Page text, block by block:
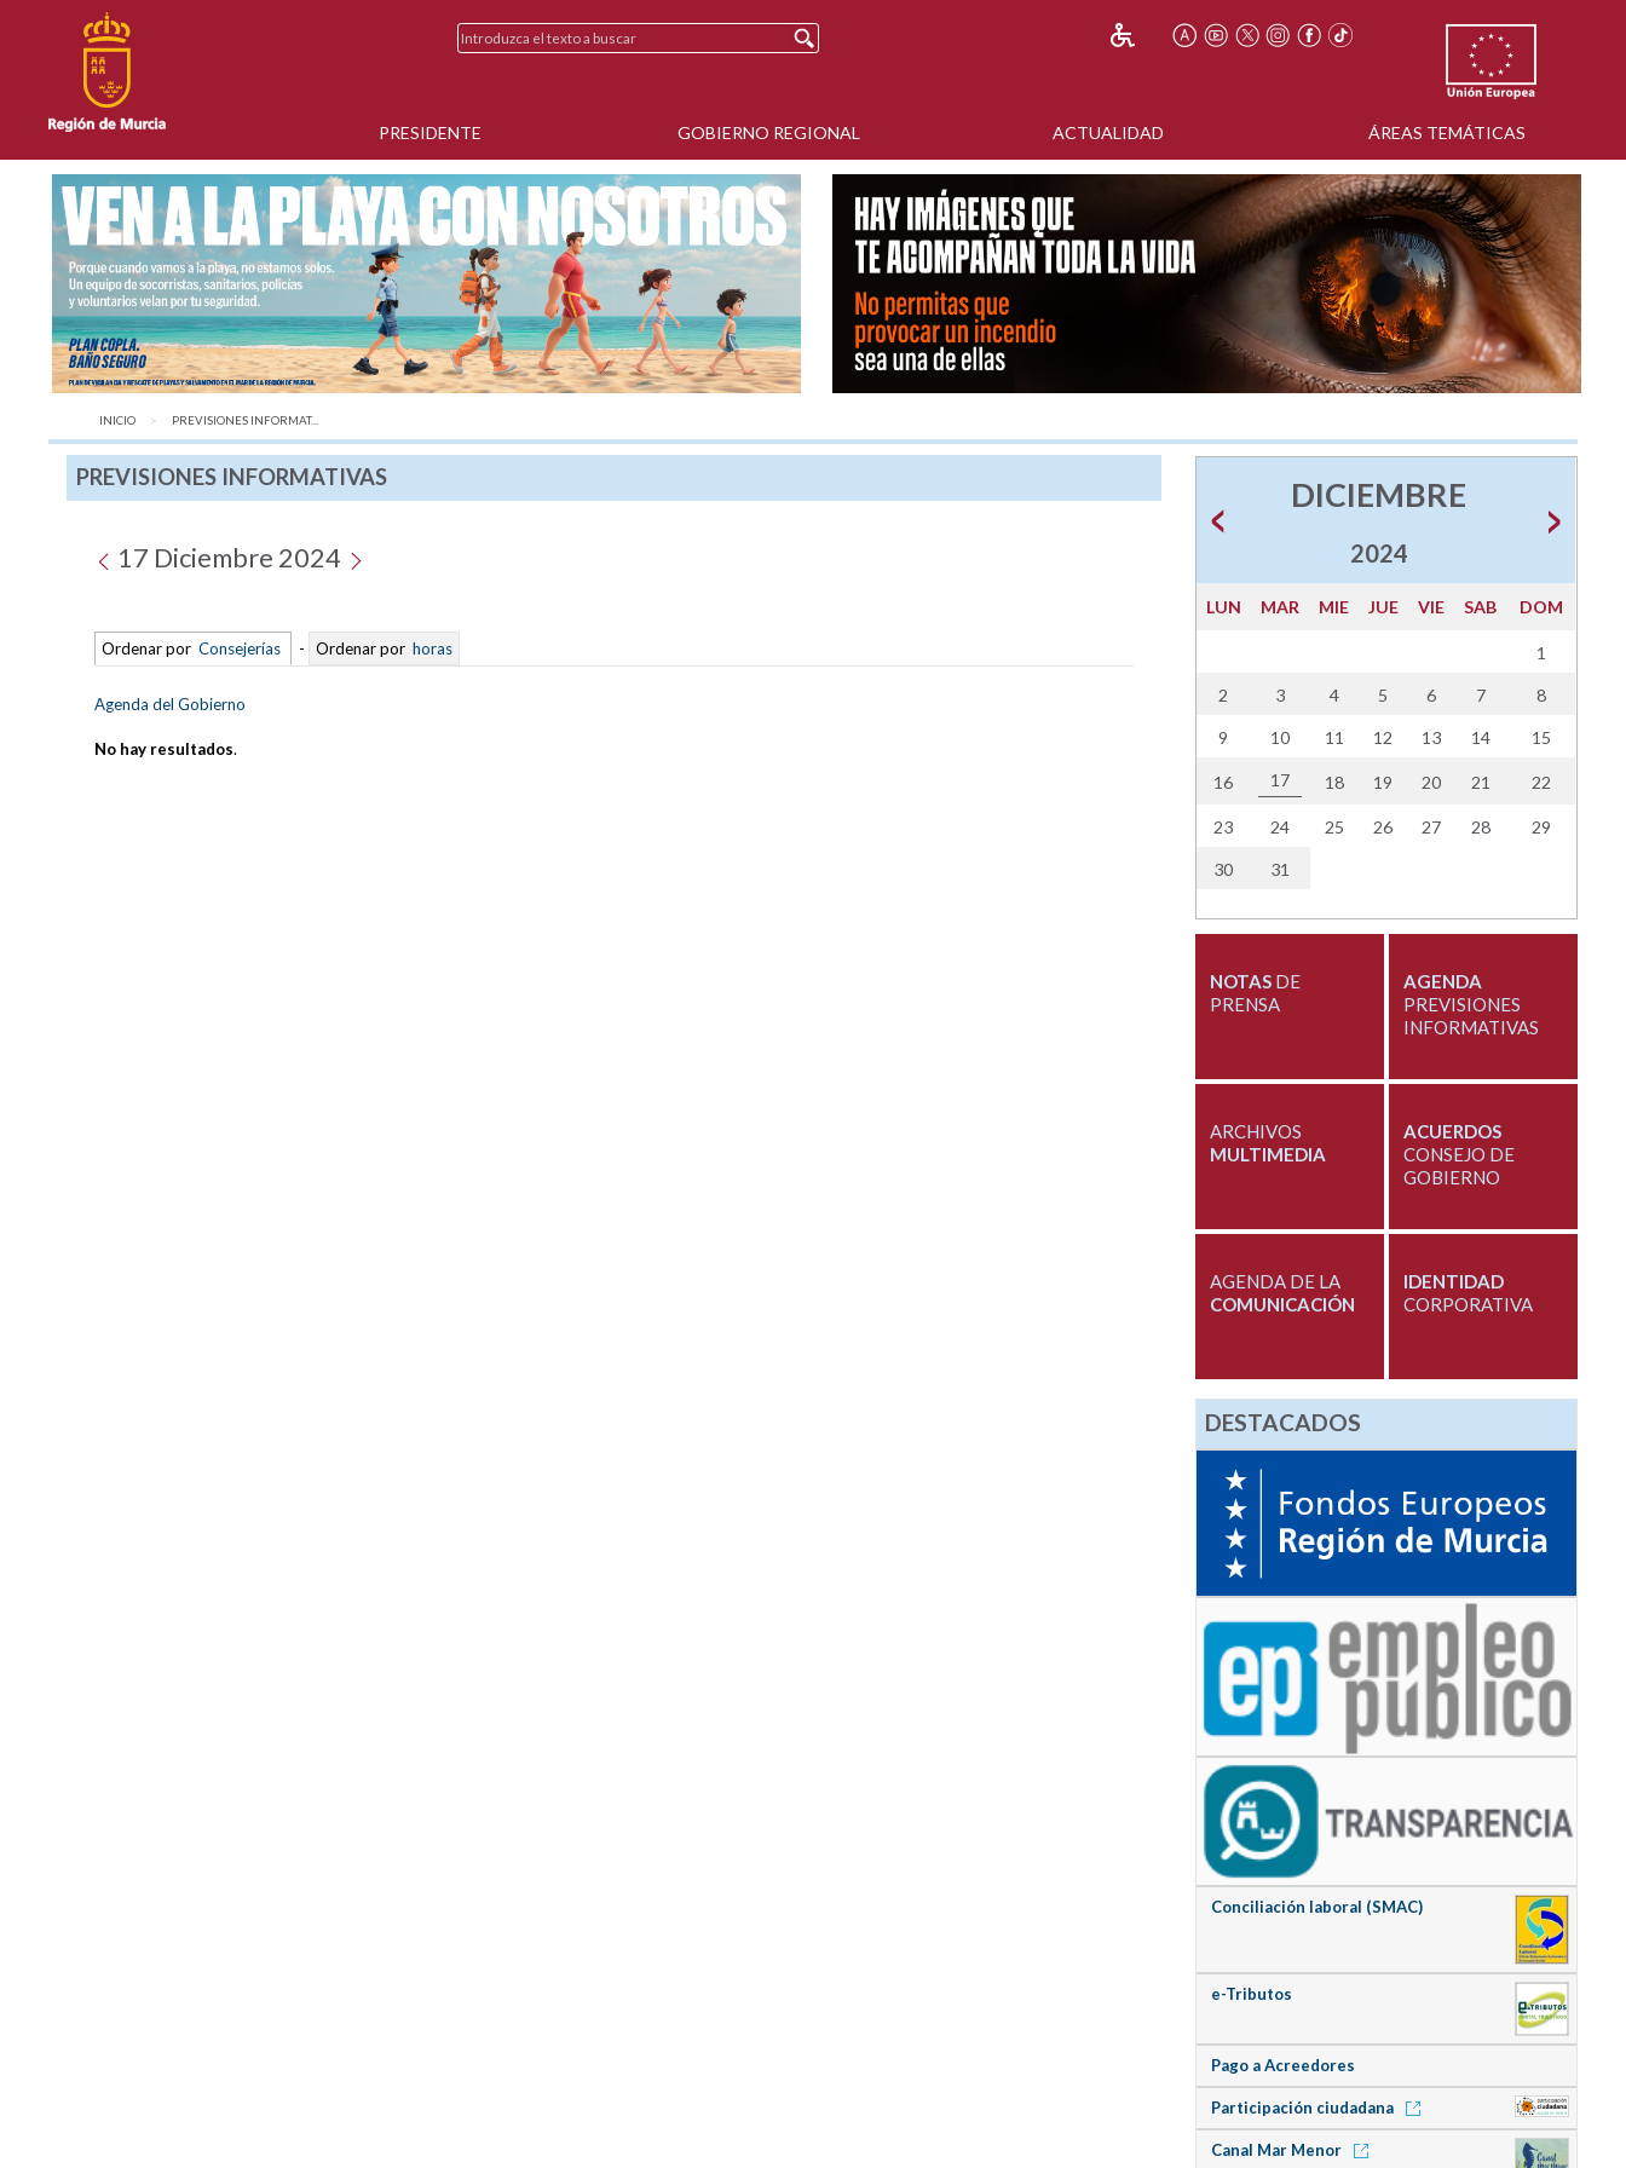
PRESIDENTE GOBIERNO REGIONAL ACTUALIDAD ÁREAS TEMÁTICAS
INICIO AQUÍ:
PREVISIONES INFORMAT...
PREVISIONES INFORMATIVAS
17 Diciembre 2024
Ordenar por Consejerías - Ordenar por horas
Agenda del Gobierno
No hay resultados.
DICIEMBRE
2024
LUN MAR MIE JUE VIE SAB DOM
1
2 3 4 5 6 7 8
9 10 11 12 13 14 15
16 17 18 19 20 21 22
23 24 25 26 27 28 29
30 31
NOTASDE
PRENSA
AGENDA
PREVISIONES
INFORMATIVAS
ARCHIVOS
MULTIMEDIA
ACUERDOS
CONSEJO DE
GOBIERNO
AGENDA DE LA
COMUNICACIÓN
IDENTIDAD
CORPORATIVA
DESTACADOS
Conciliación laboral (SMAC)
e-Tributos
Pago a Acreedores
Participación ciudadana
Canal Mar Menor